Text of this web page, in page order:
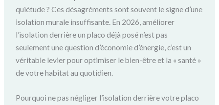
quiétude ? Ces désagréments sont souvent le signe d’une
isolation murale insuffisante. En 2026, améliorer
l’isolation derrière un placo déjà posé n’est pas
seulement une question d’économie d’énergie, c’est un
véritable levier pour optimiser le bien-être et la « santé »
de votre habitat au quotidien.
Pourquoi ne pas négliger l’isolation derrière votre placo